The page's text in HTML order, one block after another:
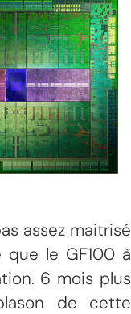
assez maitrisé
que le GF100 à
6 mois plus
de cette